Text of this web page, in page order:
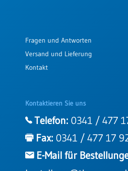
Fragen und Antworten
Versand und Lieferung
Kontakt
Kontaktieren Sie uns
Telefon: 0341 / 477
Fax: 0341 / 477 17
E-Mail für